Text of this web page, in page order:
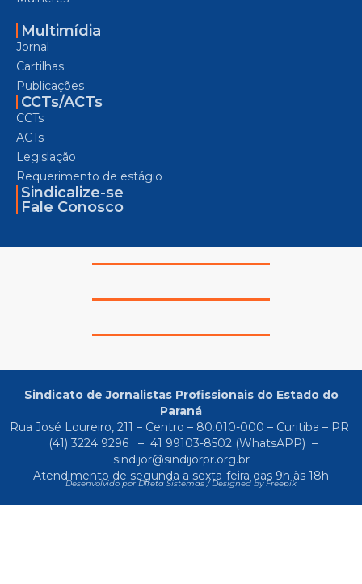
Multimídia
Jornal
Cartilhas
Publicações
CCTs/ACTs
CCTs
ACTs
Legislação
Requerimento de estágio
Sindicalize-se
Fale Conosco
Sindicato de Jornalistas Profissionais do Estado do
Paraná
Rua José Loureiro, 211 – Centro – 80.010-000 – Curitiba – PR
(41) 3224 9296
– 41 99103-8502(WhatsAPP) –
sindijor@sindijorpr.org.br
Atendimento de segunda a sexta-feira das 9h às 18h
Desenvolvido por Direta Sistemas /Designed by Freepik